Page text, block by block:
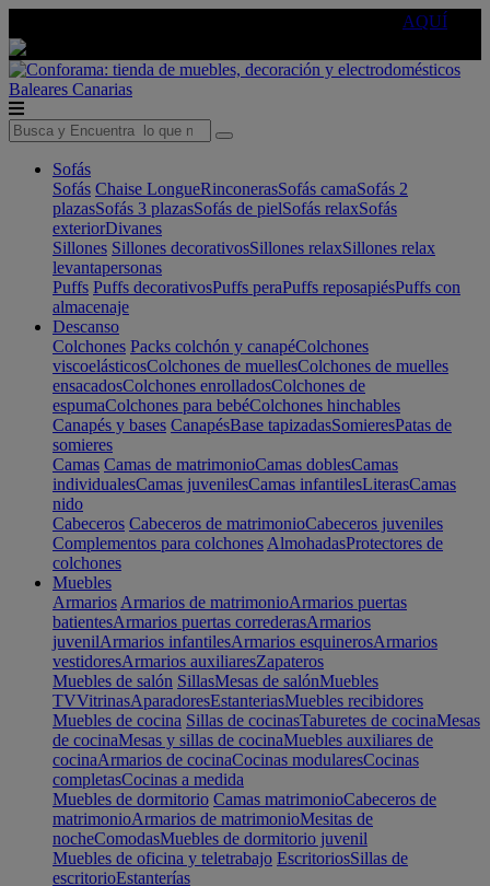
AQUÍ
Baleares Canarias
Sofás
Sofás Chaise LongueRinconerasSofás camaSofás 2
plazasSofás 3 plazasSofás de pielSofás relaxSofás
exteriorDivanes
Sillones Sillones decorativosSillones relaxSillones relax
levantapersonas
Puffs Puffs decorativosPuffs peraPuffs reposapiésPuffs con
almacenaje
Descanso
Colchones Packs colchón y canapéColchones
viscoelásticosColchones de muellesColchones de muelles
ensacadosColchones enrolladosColchones de
espumaColchones para bebéColchones hinchables
Canapés y bases CanapésBase tapizadasSomieresPatas de
somieres
Camas Camas de matrimonioCamas doblesCamas
individualesCamas juvenilesCamas infantilesLiterasCamas
nido
Cabeceros Cabeceros de matrimonioCabeceros juveniles
Complementos para colchones AlmohadasProtectores de
colchones
Muebles
Armarios Armarios de matrimonioArmarios puertas
batientesArmarios puertas correderasArmarios
juvenilArmarios infantilesArmarios esquinerosArmarios
vestidoresArmarios auxiliaresZapateros
Muebles de salón SillasMesas de salónMuebles
TVVitrinasAparadoresEstanteriasMuebles recibidores
Muebles de cocina Sillas de cocinasTaburetes de cocinaMesas
de cocinaMesas y sillas de cocinaMuebles auxiliares de
cocinaArmarios de cocinaCocinas modularesCocinas
completasCocinas a medida
Muebles de dormitorio Camas matrimonioCabeceros de
matrimonioArmarios de matrimonioMesitas de
nocheComodasMuebles de dormitorio juvenil
Muebles de oficina y teletrabajo EscritoriosSillas de
escritorioEstanterías